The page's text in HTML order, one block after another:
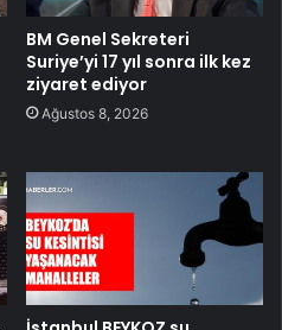
BM Genel Sekreteri
Suriye’yi 17 yıl sonra ilk kez
ziyaret ediyor
Ağustos 8, 2026